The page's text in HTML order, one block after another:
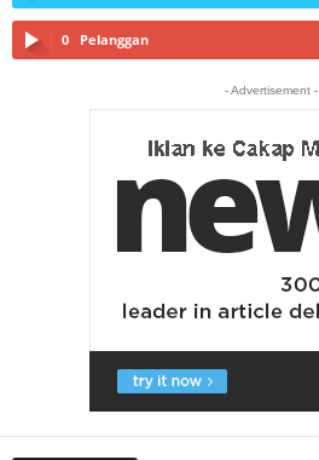
0 Pelanggan
- Advertisement -